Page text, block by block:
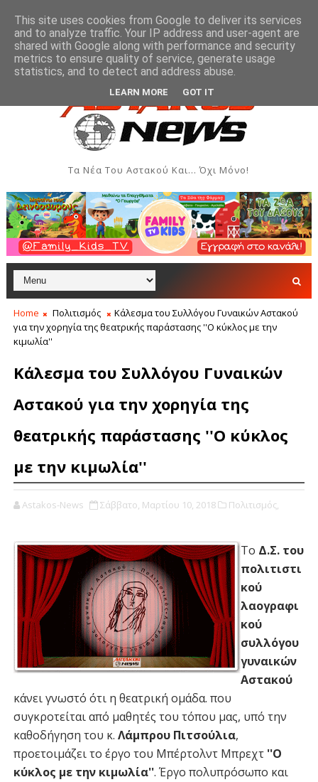
- Αύγουστος 2026 ΑΣΤΑΚΌΣ Όρθρος και Θεία Λειτουργία
Τα Νέα Του Αστακού Και... Όχι Μόνο!
Home Πολιτισμός
Κάλεσμα του Συλλόγου Γυναικών Αστακού
για την χορηγία της θεατρικής παράστασης ''Ο κύκλος με την
κιμωλία''
Κάλεσμα του Συλλόγου Γυναικών
Αστακού για την χορηγία της
θεατρικής παράστασης ''Ο κύκλος
με την κιμωλία''
Astakos-News Σάββατο, Μαρτίου 10, 2018 Πολιτισμός,
Το Δ.Σ. του
πολιτιστι
κού
λαογραφι
κού
συλλόγου
γυναικών
Αστακού
κάνει γνωστό ότι η θεατρική ομάδα. που
συγκροτείται από μαθητές του τόπου μας, υπό την
καθοδήγηση του κ. Λάμπρου Πιτσούλια,
προετοιμάζει το έργο του Μπέρτολντ Μπρεχτ''Ο
κύκλος με την κιμωλία''. Έργο πολυπρόσωπο και
This site uses cookies from Google to deliver its services
and to analyze traffic. Your IP address and user-agent are
shared with Google along with performance and security
metrics to ensure quality of service, generate usage
statistics, and to detect and address abuse.
LEARN MORE GOT IT